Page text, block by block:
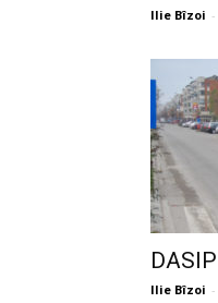
Ilie Bîzoi -
Ilie Bîzoi -